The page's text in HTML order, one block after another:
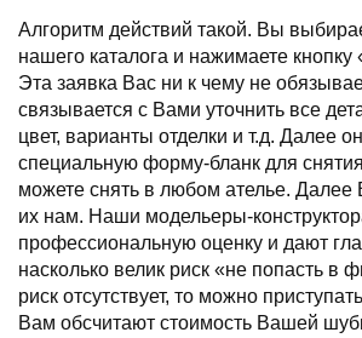
Алгоритм действий такой. Вы
нашего каталога и нажимаете кнопку
Эта заявка Вас ни к чему не
связывается с Вами уточнить все
цвет, варианты отделки и т.д. Далее
специальную форму-бланк для
можете снять в любом ателье.
их нам. Наши модельеры-
профессиональную оценку и дают
насколько велик риск «не попасть в
риск отсутствует, то можно
Вам обсчитают стоимость Вашей